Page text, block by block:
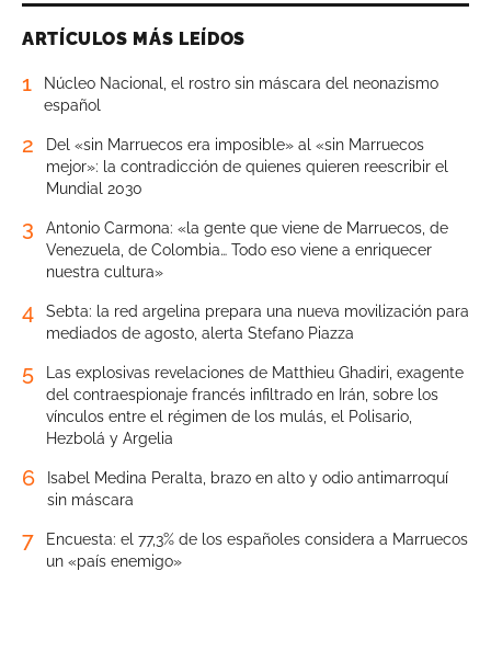
ARTÍCULOS MÁS LEÍDOS
1
Núcleo Nacional, el rostro sin máscara del neonazismo
español
2
Del «sin Marruecos era imposible» al «sin Marruecos
mejor»: la contradicción de quienes quieren reescribir el
Mundial 2030
3
Antonio Carmona: «la gente que viene de Marruecos, de
Venezuela, de Colombia… Todo eso viene a enriquecer
nuestra cultura»
4
Sebta: la red argelina prepara una nueva movilización para
mediados de agosto, alerta Stefano Piazza
5
Las explosivas revelaciones de Matthieu Ghadiri, exagente
del contraespionaje francés infiltrado en Irán, sobre los
vínculos entre el régimen de los mulás, el Polisario,
Hezbolá y Argelia
6
Isabel Medina Peralta, brazo en alto y odio antimarroquí
sin máscara
7
Encuesta: el 77,3% de los españoles considera a Marruecos
un «país enemigo»